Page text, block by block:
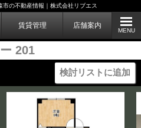
の不動産情報｜株式会社リブエス
賃貸管理 店舗案内
MENU
201
検討リストに追加